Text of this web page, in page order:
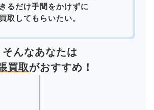
るだけ手間をかけずに
買取してもらいたい。
そんなあなたは
買取がおすすめ！